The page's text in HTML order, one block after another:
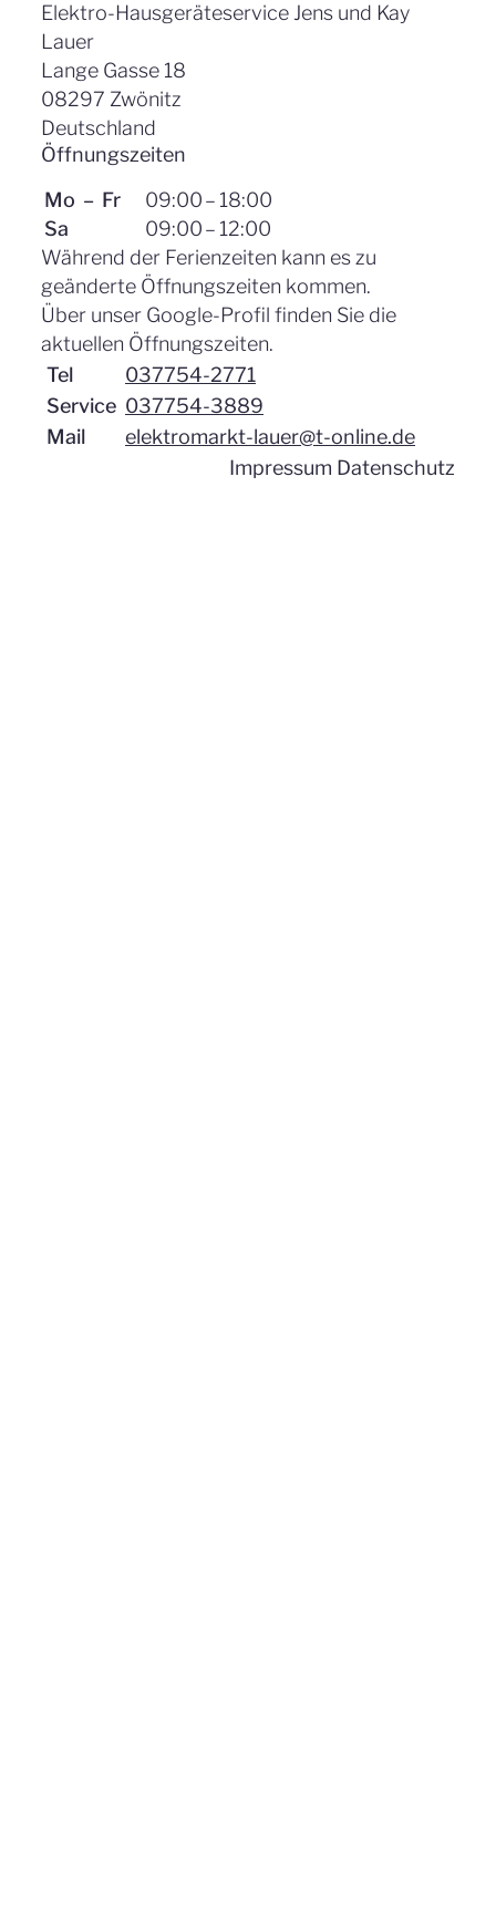
Elektro-Hausgeräteservice Jens und Kay
Lauer
Lange Gasse 18
08297 Zwönitz
Deutschland
Öffnungszeiten
Mo – Fr
09:00– 18:00
Sa
09:00– 12:00
Während der Ferienzeiten kann es zu
geänderte Öffnungszeiten kommen.
Über unser Google-Profil finden Sie die
aktuellen Öffnungszeiten.
Tel
037754-2771
Service 037754-3889
Mail
elektromarkt-lauer@t-online.de
Impressum Datenschutz